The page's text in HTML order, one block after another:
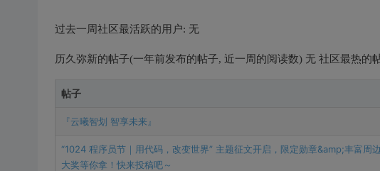
过去一周社区最活跃的用户: 无
历久弥新的帖子(一年前发布的帖子, 近一周的阅读数) 无 社区最热的
帖子
『云曦智划 智享未来』
“1024 程序员节｜用代码，改变世界” 主题征文开启，限定勋章&amp;丰富周边
大奖等你拿！快来投稿吧～